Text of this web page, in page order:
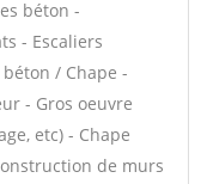
béton -
- Escaliers
/ Chape -
- Gros oeuvre
etc) - Chape
de murs